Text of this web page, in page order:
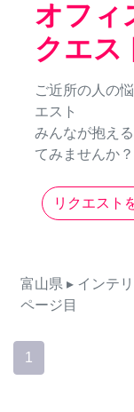
オフィ
クエス
ご近所の人の
エスト
みんなが抱え
てみませんか？
リクエスト
富山県 ▸ インテ
ページ目
1